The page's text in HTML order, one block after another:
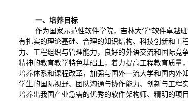
一、培养目标
作为国家示范性软件学院，吉林大学“软件卓越
有扎实的理论基础、合理的知识结构、科技创新和工
力、工程组织与管理能力，良好的外语交流和国际竞
精神的教育教学特色基础上，着力提高工程教育质量
培养体系和课程改革，加强与国外一流大学和国内外
学生的国际视野、团队沟通与协作能力、创新与工程
培养出我国产业急需的优秀的软件架构师、精明的项